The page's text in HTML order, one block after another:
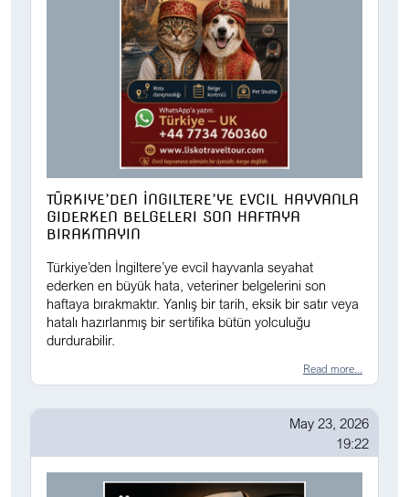
TÜRKIYE’DEN İNGILTERE’YE EVCIL HAYVANLA
GIDERKEN BELGELERI SON HAFTAYA
BIRAKMAYIN
Türkiye’den İngiltere’ye evcil hayvanla seyahat
ederken en büyük hata, veteriner belgelerini son
haftaya bırakmaktır. Yanlış bir tarih, eksik bir satır veya
hatalı hazırlanmış bir sertifika bütün yolculuğu
durdurabilir.
Read more...
May 23, 2026
19:22